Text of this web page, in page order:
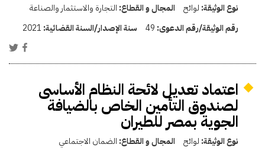
نوع الوثيقة: لوائح المجال و القطاع: التجارة والاستثمار والصناعة
رقم الوثيقة/رقم الدعوى: 49 سنة الإصدار/السنة القضائية: 2021
اعتماد تعديل لائحة النظام الأساسى
لصندوق التأمين الخاص بالضيافة
الجوية بمصر للطيران
نوع الوثيقة: لوائح المجال و القطاع: الضمان الاجتماعي